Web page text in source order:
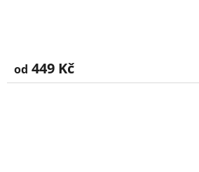
je
5,0
od 449 Kč